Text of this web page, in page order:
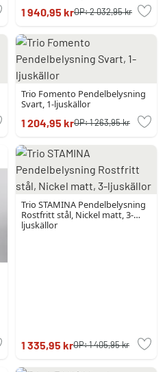
1 940,95 krOP:2 032,95 kr
Trio Fomento Pendelbelysning
Svart, 1-ljuskällor
1 204,95 krOP:1 263,95 kr
Trio STAMINA Pendelbelysning
Rostfritt stål, Nickel matt, 3-
ljuskällor
1 335,95 krOP:1 405,95 kr